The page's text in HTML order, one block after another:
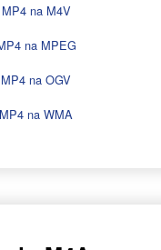
MP4 na M4V
na MPEG
MP4 na OGV
MP4 na WMA